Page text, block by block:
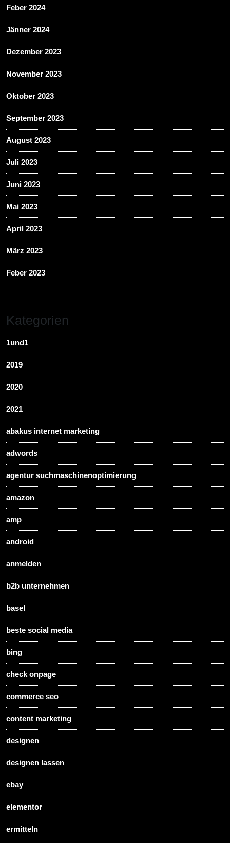
Feber 2024
Jänner 2024
Dezember 2023
November 2023
Oktober 2023
September 2023
August 2023
Juli 2023
Juni 2023
Mai 2023
April 2023
März 2023
Feber 2023
Kategorien
1und1
2019
2020
2021
abakus internet marketing
adwords
agentur suchmaschinenoptimierung
amazon
amp
android
anmelden
b2b unternehmen
basel
beste social media
bing
check onpage
commerce seo
content marketing
designen
designen lassen
ebay
elementor
ermitteln